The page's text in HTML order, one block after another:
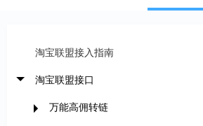
淘宝联盟接入指南
淘宝联盟接口
万能高佣转链